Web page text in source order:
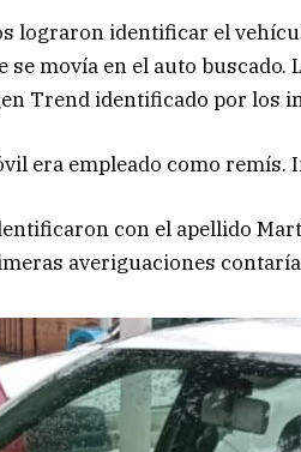
lograron identificar el
se movía en el auto
Trend identificado por los
era empleado como remís.
con el apellido
averiguaciones